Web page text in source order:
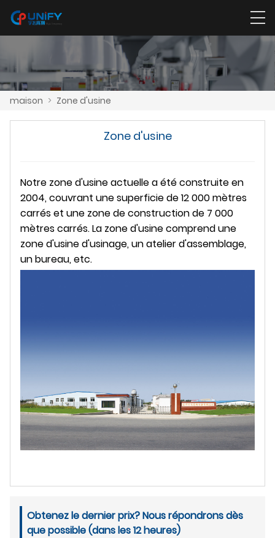
maison > Zone d'usine
Zone d'usine
Notre zone d'usine actuelle a été construite en
2004, couvrant une superficie de 12 000 mètres
carrés et une zone de construction de 7 000
mètres carrés. La zone d'usine comprend une
zone d'usine d'usinage, un atelier d'assemblage,
un bureau, etc.
Obtenez le dernier prix? Nous répondrons dès
que possible (dans les 12 heures)